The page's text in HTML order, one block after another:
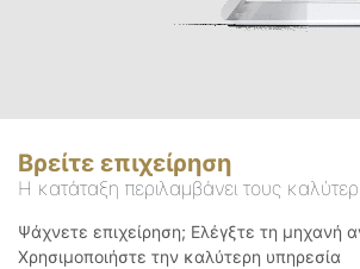
Βρείτε επιχείρηση
Η κατάταξη περιλαμβάνει τους
Ψάχνετε επιχείρηση; Ελέγξτε τη μηχανή
Χρησιμοποιήστε την καλύτερη υπηρεσία